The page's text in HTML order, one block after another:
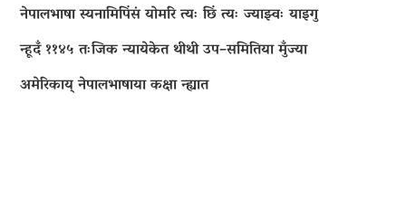
नेपालभाषा स्यनामिपिंसं योमरि त्यः छिं त्यः ज्याझ्वः याइगु
न्हूदँ ११४५ तःजिक न्यायेकेत थीथी उप–समितिया मुँज्या
अमेरिकाय् नेपालभाषाया कक्षा न्ह्यात